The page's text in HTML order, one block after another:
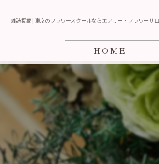
雑誌掲載 | 東京のフラワースクールならエアリー・フラワーサ
HOME